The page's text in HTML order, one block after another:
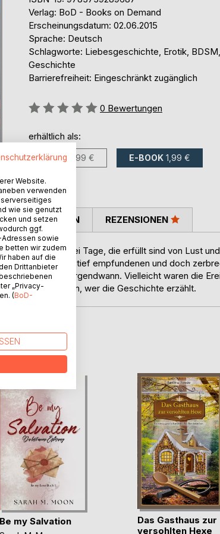
Verlag: BoD - Books on Demand
Erscheinungsdatum: 02.06.2015
Sprache: Deutsch
Schlagworte: Liebesgeschichte, Erotik,
Geschichte
Barrierefreiheit: Eingeschränkt zugänglich
Bewertung::
0 Bewertungen
erhältlich als:
BUCH 3,99 € E-BOOK 1,99 €
für Woche. Zwei Tage, die erfüllt sind von Lust
einer tief empfundenen und doch
Irgendwo und irgendwann. Vielleicht waren die
kommt darauf an, wer die Geschichte erzählt.
PRESSESTIMMEN REZENSIONEN
BoD
Be my Salvation
Das Gasthaus zur
versohlten Hexe
Website.
verwenden
wie sie genutzt
und setzen
ggf.
sowie
betten wir zudem
haben auf die
Drittanbieter
„Privacy-
(BoD-